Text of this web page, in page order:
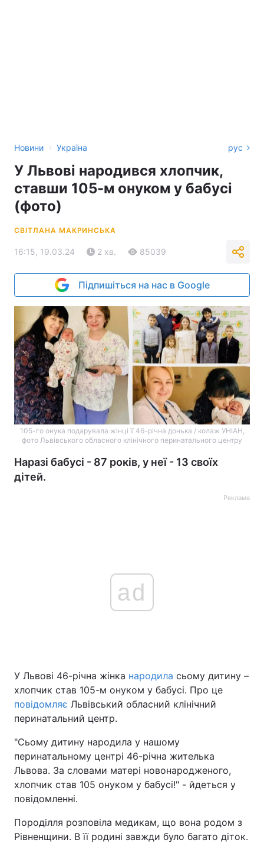
Новини › Україна рус
У Львові народився хлопчик,
ставши 105-м онуком у бабусі
(фото)
СВІТЛАНА МАКРИНСЬКА
16:15, 19.03.24 2 хв. 85039
Підпишіться на нас в Google
105-го онука подарувала жінці її 46-річна донька / колаж УНІАН,
фото Львівського обласного клінічного перинатального центру
Наразі бабусі - 87 років, у неї - 13 своїх
дітей.
Реклама
ad
У Львові 46-річна жінка народила сьому дитину –
хлопчик став 105-м онуком у бабусі. Про це
повідомляє Львівський обласний клінічний
перинатальний центр.
"Сьому дитину народила у нашому
перинатальному центрі 46-річна жителька
Львова. За словами матері новонародженого,
хлопчик став 105 онуком у бабусі!" - йдеться у
повідомленні.
Породілля розповіла медикам, що вона родом з
Рівненщини. В її родині завжди було багато діток.